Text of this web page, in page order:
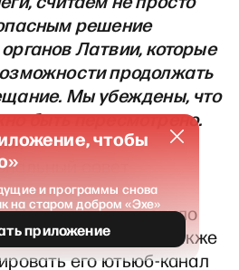
решение
Латвии, которые
продолжать
Мы убеждены, что
быть пересмотрено.
:
совет
аннулировал
Ведомство запретило
сетях, а также
его ютьюб-канал
чтобы
и программы снова
на старом добром «Эхе»
приложение